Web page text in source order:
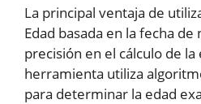
La principal ventaja de
Edad basada en la fecha
precisión en el cálculo de la
herramienta utiliza
para determinar la edad